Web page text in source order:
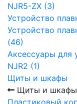
NJR5-ZX (3)
Устройство
Устройство
(46)
Аксессуары для
NJR2 (1)
Щиты и шкафы
Щиты и шкафы
Пластиковый